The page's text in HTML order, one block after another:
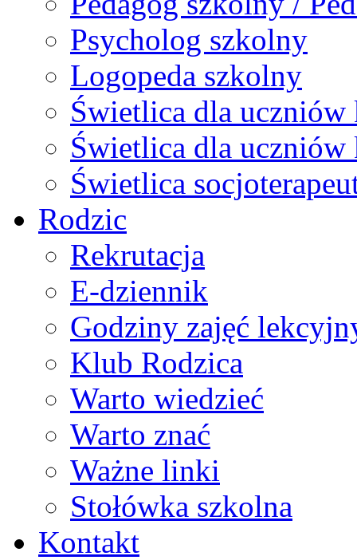
Psycholog szkolny
Logopeda szkolny
Świetlica dla uczniów
Świetlica dla
Świetlica
Rodzic
Rekrutacja
E-dziennik
Godziny zajęć
Klub Rodzica
Warto wiedzieć
Warto znać
Ważne linki
Stołówka szkolna
Kontakt